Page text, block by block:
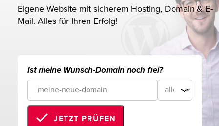
Eigene Website mit sicherem Hosting, Domain & E-
Mail. Alles für Ihren Erfolg!
Ist meine Wunsch-Domain noch frei?
JETZT PRÜFEN